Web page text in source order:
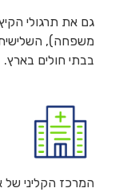
גם את תרגולי
משפחה), השלישית
בבתי חולים בארץ.
המרכז הקליני של